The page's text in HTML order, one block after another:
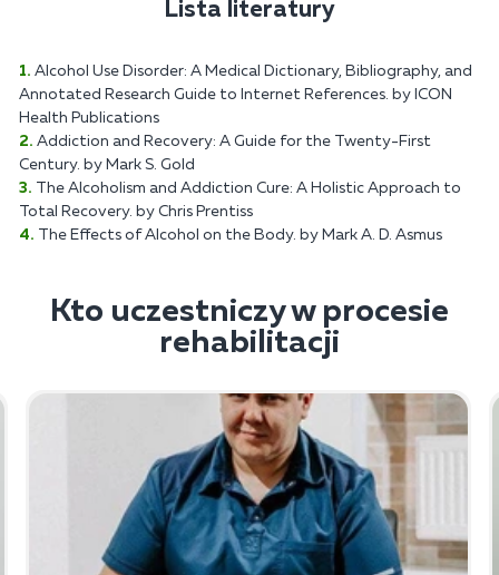
Lista literatury
Alcohol Use Disorder: A Medical Dictionary, Bibliography, and
Annotated Research Guide to Internet References. by ICON
Health Publications
Addiction and Recovery: A Guide for the Twenty-First
Century. by Mark S. Gold
The Alcoholism and Addiction Cure: A Holistic Approach to
Total Recovery. by Chris Prentiss
The Effects of Alcohol on the Body. by Mark A. D. Asmus
Kto uczestniczy w procesie
rehabilitacji